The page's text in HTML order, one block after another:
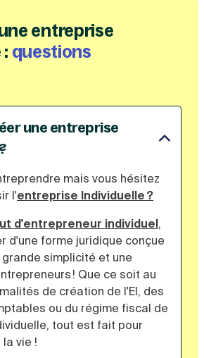
entreprise
questions
une entreprise
mais vous hésitez
l'entreprise Individuelle ?
d'entrepreneur individuel,
d'une forme juridique conçue
simplicité et une
! Que ce soit au
de création de l'EI, des
ou du régime fiscal de
tout est fait pour
vie !